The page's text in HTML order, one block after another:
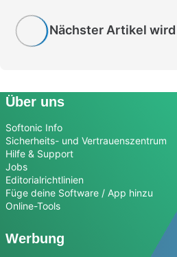
Nächster Artikel
Über uns
Softonic Info
Sicherheits- und Vertrauenszentrum
Hilfe & Support
Jobs
Editorialrichtlinien
Füge deine Software / App hinzu
Online-Tools
Werbung